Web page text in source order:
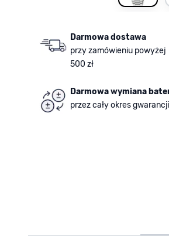
Darmowa dostawa
przy zamówieniu powyżej
500 zł
Darmowa wymiana
przez cały okres gwarancji